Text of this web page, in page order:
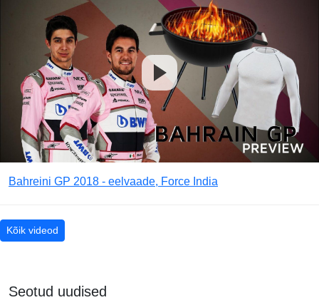
Bahreini GP 2018 - eelvaade, Force India
Kõik videod
Seotud uudised